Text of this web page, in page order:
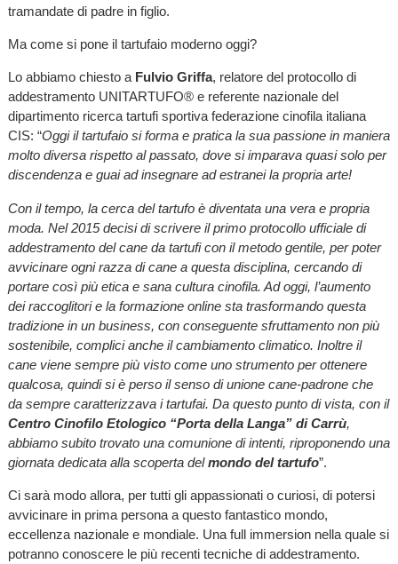
tramandate di padre in figlio.
Ma come si pone il tartufaio moderno oggi?
Lo abbiamo chiesto a Fulvio Griffa, relatore del protocollo di
addestramento UNITARTUFO® e referente nazionale del
dipartimento ricerca tartufi sportiva federazione cinofila italiana
CIS: “Oggi il tartufaio si forma e pratica la sua passione in maniera
molto diversa rispetto al passato, dove si imparava quasi solo per
discendenza e guai ad insegnare ad estranei la propria arte!
Con il tempo, la cerca del tartufo è diventata una vera e propria
moda. Nel 2015 decisi di scrivere il primo protocollo ufficiale di
addestramento del cane da tartufi con il metodo gentile, per poter
avvicinare ogni razza di cane a questa disciplina, cercando di
portare così più etica e sana cultura cinofila. Ad oggi, l’aumento
dei raccoglitori e la formazione online sta trasformando questa
tradizione in un business, con conseguente sfruttamento non più
sostenibile, complici anche il cambiamento climatico. Inoltre il
cane viene sempre più visto come uno strumento per ottenere
qualcosa, quindi si è perso il senso di unione cane-padrone che
da sempre caratterizzava i tartufai. Da questo punto di vista, con il
Centro Cinofilo Etologico “Porta della Langa” di Carrù,
abbiamo subito trovato una comunione di intenti, riproponendo una
giornata dedicata alla scoperta delmondo del tartufo”.
Ci sarà modo allora, per tutti gli appassionati o curiosi, di potersi
avvicinare in prima persona a questo fantastico mondo,
eccellenza nazionale e mondiale. Una full immersion nella quale si
potranno conoscere le più recenti tecniche di addestramento.